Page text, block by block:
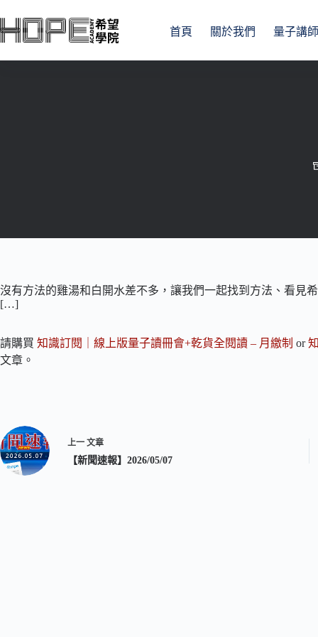
至
主
要
首頁 關於我們 量子講
沒有方法的雞湯和白開水差不多，讓我們一起找到方法、看見
[…]
請購買 知識訂閱｜線上版量子讀冊會+乾貨全閱讀 – 月繳制 or
文章。
上一 文章
【新聞速報】2026/05/07